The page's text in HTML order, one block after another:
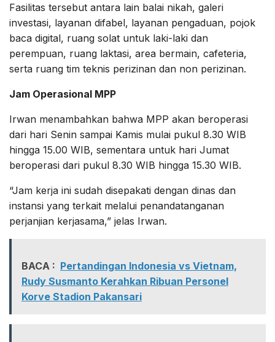
Fasilitas tersebut antara lain balai nikah, galeri
investasi, layanan difabel, layanan pengaduan, pojok
baca digital, ruang solat untuk laki-laki dan
perempuan, ruang laktasi, area bermain, cafeteria,
serta ruang tim teknis perizinan dan non perizinan.
Jam Operasional MPP
Irwan menambahkan bahwa MPP akan beroperasi
dari hari Senin sampai Kamis mulai pukul 8.30 WIB
hingga 15.00 WIB, sementara untuk hari Jumat
beroperasi dari pukul 8.30 WIB hingga 15.30 WIB.
“Jam kerja ini sudah disepakati dengan dinas dan
instansi yang terkait melalui penandatanganan
perjanjian kerjasama,” jelas Irwan.
BACA : Pertandingan Indonesia vs Vietnam,
Rudy Susmanto Kerahkan Ribuan Personel
Korve Stadion Pakansari